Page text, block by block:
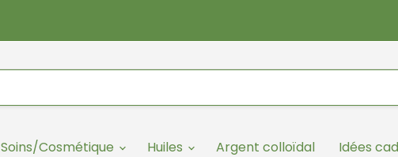
Soins/Cosmétique Huiles Argent colloïdal Idées